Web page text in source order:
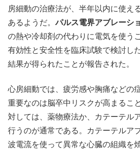
房細動の治療法が、半年以内に使え
あるようだ。パルス電界アブレーシ
の熱や冷却剤の代わりに電気を使う
有効性と安全性を臨床試験で検討し
結果が得られたことが報告された。
心房細動では、疲労感や胸痛などの
重要なのは脳卒中リスクが高まるこ
対しては、薬物療法か、カテーテル
行うのが通常である。カテーテルア
波電流を使って異常な心臓の組織を